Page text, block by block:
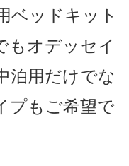
ベッドキット
もオデッセイ
泊用だけでな
プもご希望で